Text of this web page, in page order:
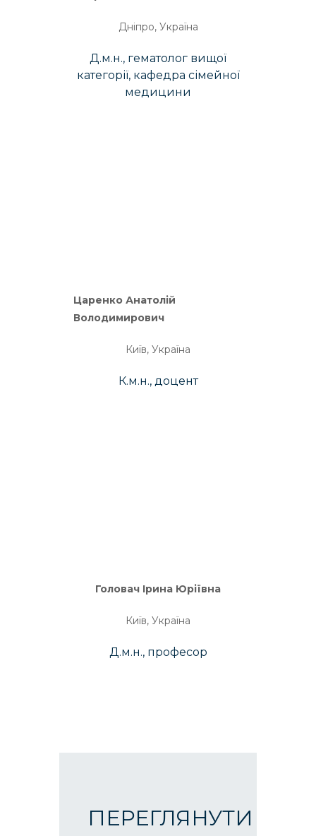
Дніпро, Україна
Д.м.н., гематолог вищої
категорії, кафедра сімейної
медицини
Царенко Анатолій
Володимирович
Київ, Україна
К.м.н., доцент
Головач Ірина Юріївна
Київ, Україна
Д.м.н., професор
ПЕРЕГЛЯНУТИ